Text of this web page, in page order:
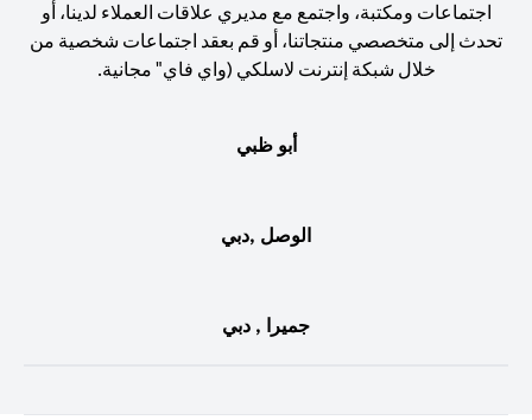
اجتماعات ومكتبة، واجتمع مع مديري علاقات العملاء لدينا، أو
تحدث إلى متخصصي منتجاتنا، أو قم بعقد اجتماعات شخصية من
خلال شبكة إنترنت لاسلكي (واي فاي" مجانية.
أبو ظبي
الوصل ,دبي
جميرا , دبي